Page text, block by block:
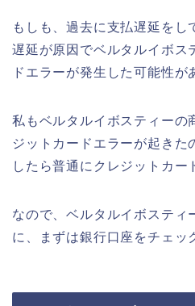
もしも、過去に支払遅延をし
遅延が原因でベルタルイボス
ドエラーが発生した可能性が
私もベルタルイボスティーの
ジットカードエラーが起きた
したら普通にクレジットカー
なので、ベルタルイボスティ
に、まずは銀行口座をチェッ